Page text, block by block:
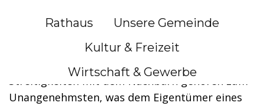
Rathaus
Unsere Gemeinde
Kultur & Freizeit
Wirtschaft & Gewerbe
Nachbarschaft
Das Zusammenleben mit Nachbarn kann nicht
nur gesellig, sondern auch schwierig sein.
Streitigkeiten mit dem Nachbarn gehören zum
Unangenehmsten, was dem Eigentümer eines